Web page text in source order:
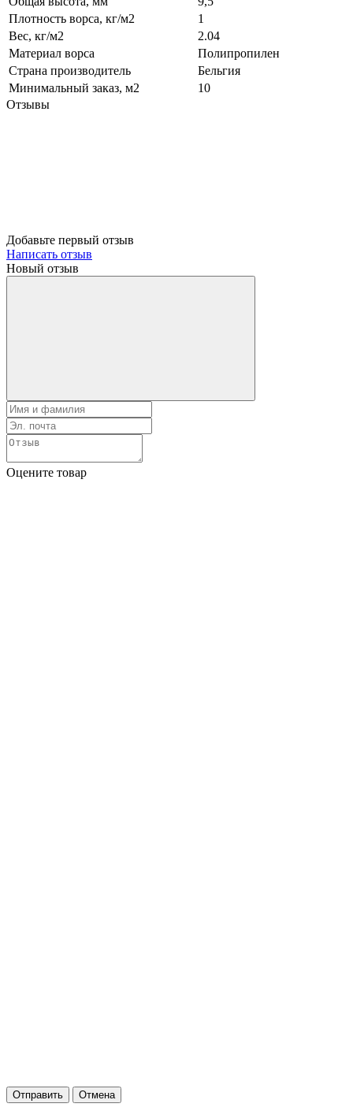
Плотность ворса, кг/м2
1
Вес, кг/м2
2.04
Материал ворса
Полипропилен
Страна производитель
Бельгия
Минимальный заказ, м2
10
Отзывы
Добавьте первый отзыв
Написать отзыв
Новый отзыв
Оцените товар
Отправить Отмена